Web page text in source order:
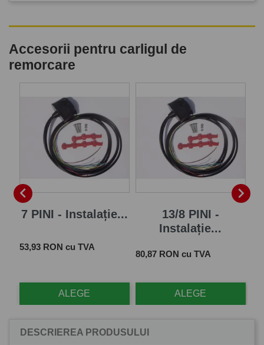
Accesorii pentru carligul de
remorcare

7 PINI - Instalație...
Pret
53,93 RON cu TVA
ALEGE
13/8 PINI -
Instalație...
Pret
80,87 RON cu TVA
ALEGE

DESCRIEREA PRODUSULUI